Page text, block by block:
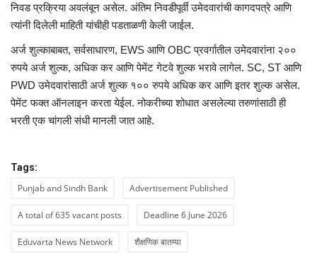
निवड प्रक्रिया अवलंबून असेल. अंतिम निवडीपूर्वी उमेदवारांची कागदपत्रे आणि
त्यांनी दिलेली माहिती यांचीही पडताळणी केली जाईल.
अर्ज शुल्काबाबत, सर्वसाधारण, EWS आणि OBC प्रवर्गातील उमेदवारांना २००
रुपये अर्ज शुल्क, अधिक कर आणि पेमेंट गेटवे शुल्क भरावे लागेल. SC, ST आणि
PWD उमेदवारांसाठी अर्ज शुल्क १०० रुपये अधिक कर आणि इतर शुल्क असेल.
पेमेंट फक्त ऑनलाइन करता येईल. नोकरीच्या शोधात असलेल्या तरुणांसाठी ही
भरती एक चांगली संधी मानली जात आहे.
Tags:
Punjab and Sindh Bank Advertisement Published
A total of 635 vacant posts Deadline 6 June 2026
Eduvarta News Network शैक्षणिक बातम्या